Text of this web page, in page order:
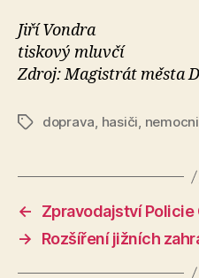
Jiří Vondra
tiskový mluvčí
Zdroj: Magistrát města
Štítkydoprava, hasiči,
←
Zpravodajství Policie
→
Rozšíření jižních